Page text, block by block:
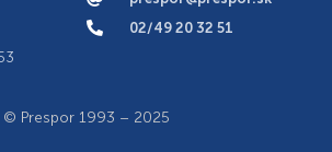
02/49 20 32 51
© Prespor 1993 – 2025